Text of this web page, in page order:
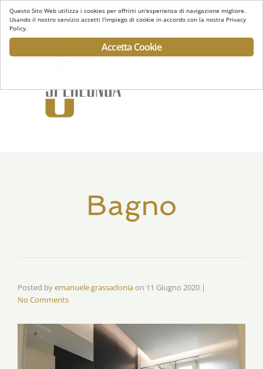
Bagno
Posted byemanuele.grassadoniaon 11 Giugno 2020 |
No Comments
Questo Sito Web utilizza i cookies per offrirti un'esperienza di navigazione migliore.
Usando il nostro servizio accetti l'impiego di cookie in accordo con la nostra Privacy
Policy.
Accetta Cookie